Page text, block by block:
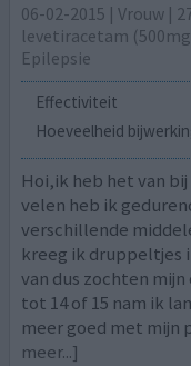
06-02-2015 | Vrouw |
levetiracetam
Epilepsie
Effectiviteit
Hoeveelheid
Hoi,ik heb het van
velen heb ik
verschillende
kreeg ik druppeltjes
van dus zochten
tot 14 of 15 nam ik
meer goed met mijn
meer...]